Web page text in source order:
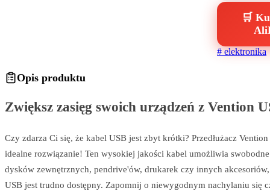
🛒
#elektronika
Opis produktu
Zwiększ zasięg swoich urządzeń z Vention
Czy zdarza Ci się, że kabel USB jest zbyt krótki? Przedłużacz
idealne rozwiązanie! Ten wysokiej jakości kabel umożliwia swobodne
dysków zewnętrznych, pendrive'ów, drukarek czy innych
USB jest trudno dostępny. Zapomnij o niewygodnym nachylaniu się